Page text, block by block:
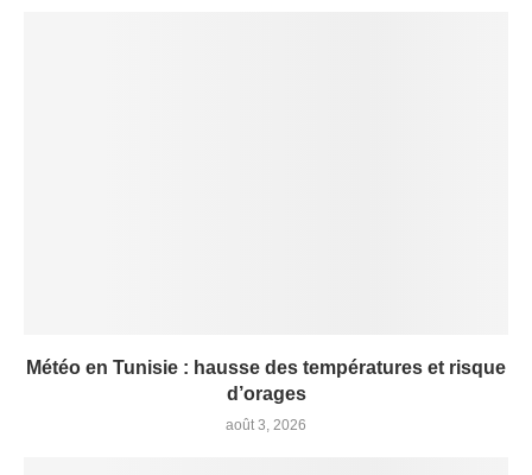
Météo en Tunisie : hausse des températures et risque
d’orages
août 3, 2026